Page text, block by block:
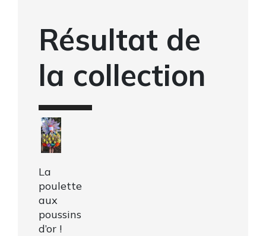
Résultat de
la collection
La
poulette
aux
poussins
d’or !